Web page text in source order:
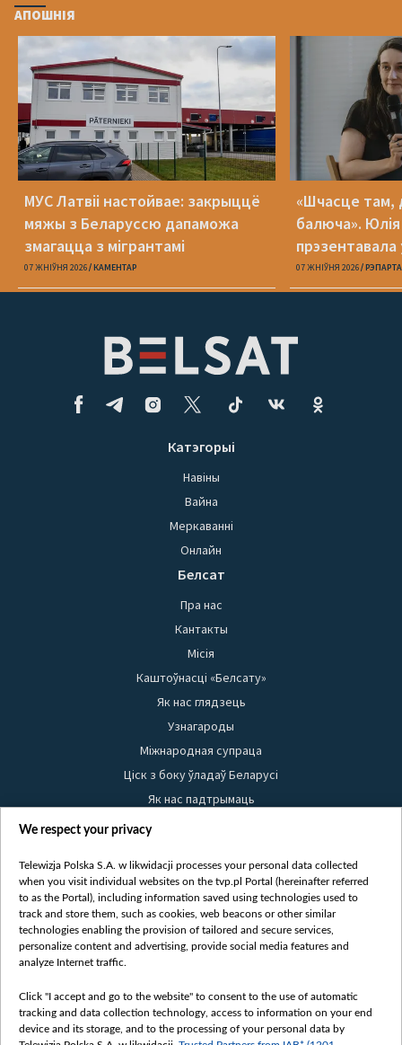
АПОШНІЯ
МУС Латвіі настойвае: закрыццё
мяжы з Беларуссю дапаможа
змагацца з мігрантамі
07 ЖНІЎНЯ 2026 КАМЕНТАР
«Шчасце там,
балюча».
«Пока я
07 ЖНІЎНЯ 2026
Катэгорыі
Навіны
Вайна
Меркаванні
Онлайн
Белсат
Пра нас
Кантакты
Місія
Каштоўнасці «Белсату»
Як нас глядзець
Узнагароды
Міжнародная супраца
Ціск з боку ўладаў Беларусі
Як нас падтрымаць
Правілы выкарыстання матэрыялаў
Бяспека
Youtube
Белсат news
Белсат Shorts
Жэстачайшы мульт
Belsat English
We respect your privacy
Telewizja Polska S.A. w likwidacji processes your personal data collected
when you visit individual websites on the tvp.pl Portal (hereinafter referred
to as the Portal), including information saved using technologies used to
track and store them, such as cookies, web beacons or other similar
technologies enabling the provision of tailored and secure services,
personalize content and advertising, provide social media features and
analyze Internet traffic.
Click "I accept and go to the website" to consent to the use of automatic
tracking and data collection technology, access to information on your end
device and its storage, and to the processing of your personal data by